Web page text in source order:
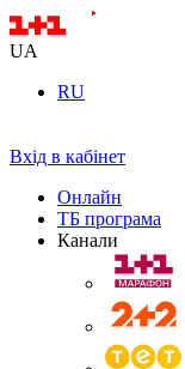
UA
RU
Вхід в кабінет
Онлайн
ТБ програма
Канали